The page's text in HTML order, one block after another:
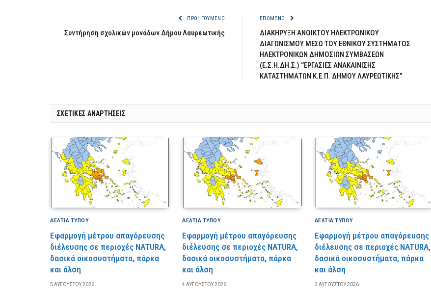
ΠΡΟΗΓΟΎΜΕΝΟ
Συντήρηση σχολικών μονάδων Δήμου Λαυρεωτικής
ΕΠΌΜΕΝΟ
ΔΙΑΚΗΡΥΞΗ ΑΝΟΙΚΤΟΥ ΗΛΕΚΤΡΟΝΙΚΟΥ
ΔΙΑΓΩΝΙΣΜΟΥ ΜΕΣΩ ΤΟΥ ΕΘΝΙΚΟΥ ΣΥΣΤΗΜΑΤΟΣ
ΗΛΕΚΤΡΟΝΙΚΩΝ ΔΗΜΟΣΙΩΝ ΣΥΜΒΑΣΕΩΝ
(Ε.Σ.Η.ΔΗ.Σ.) ‘’ΕΡΓΑΣΙΕΣ ΑΝΑΚΑΙΝΙΣΗΣ
ΚΑΤΑΣΤΗΜΑΤΩΝ Κ.Ε.Π. ΔΗΜΟΥ ΛΑΥΡΕΩΤΙΚΗΣ’’
ΣΧΕΤΙΚΈΣ ΑΝΑΡΤΉΣΕΙΣ
ΔΕΛΤΙΑ ΤΥΠΟΥ
Εφαρμογή μέτρου απαγόρευσης
διέλευσης σε περιοχές NATURA,
δασικά οικοσυστήματα, πάρκα
και άλση
5 ΑΥΓΟΎΣΤΟΥ 2026
ΔΕΛΤΙΑ ΤΥΠΟΥ
Εφαρμογή μέτρου απαγόρευσης
διέλευσης σε περιοχές NATURA,
δασικά οικοσυστήματα, πάρκα
και άλση
4 ΑΥΓΟΎΣΤΟΥ 2026
ΔΕΛΤΙΑ ΤΥΠΟΥ
Εφαρμογή μέτρου απαγόρευσης
διέλευσης σε περιοχές NATURA,
δασικά οικοσυστήματα, πάρκα
και άλση
3 ΑΥΓΟΎΣΤΟΥ 2026